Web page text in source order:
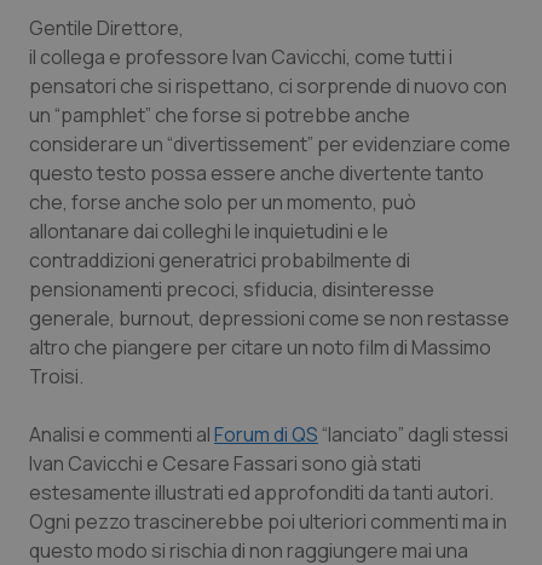
Scienza e Farmaci
Studi e Analisi
Lettere al direttore
Edizioni Regionali
QS Pro
Professionisti Sanitari.AI
Basilicata
Calabria
Artrite & artrosi
Asma & BPCO
QS Club Newsletter
Gentile Direttore,
il collega e professore Ivan Cavicchi, come tutti i
pensatori che si rispettano, ci sorprende di nuovo con
un “pamphlet” che forse si potrebbe anche
considerare un “divertissement” per evidenziare come
questo testo possa essere anche divertente tanto
che, forse anche solo per un momento, può
allontanare dai colleghi le inquietudini e le
contraddizioni generatrici probabilmente di
pensionamenti precoci, sfiducia, disinteresse
generale, burnout, depressioni come se non restasse
altro che piangere per citare un noto film di Massimo
Troisi.
Analisi e commenti alForum di QS “lanciato” dagli stessi
Ivan Cavicchi e Cesare Fassari sono già stati
estesamente illustrati ed approfonditi da tanti autori.
Ogni pezzo trascinerebbe poi ulteriori commenti ma in
questo modo si rischia di non raggiungere mai una